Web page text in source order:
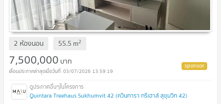
2 ห้องนอน 55.5 m2
7,500,000 บาท
03/07/2026 13:59:19
Quintara Treehaus Sukhumvit 42 (ควินทารา ทรีเฮาส์ สุขุมวิท 42)